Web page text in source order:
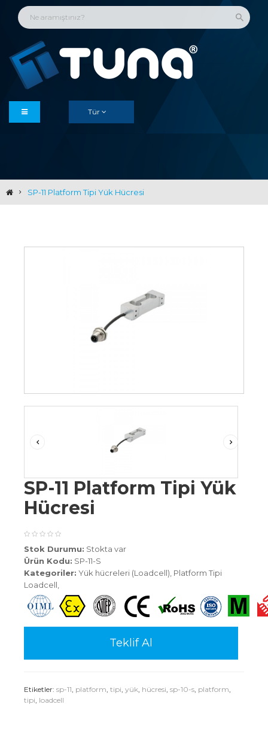
Tür
SP-11 Platform Tipi Yük Hücresi
SP-11 Platform Tipi Yük
Hücresi
Stok Durumu: Stokta var
Ürün Kodu: SP-11-S
Kategoriler: Yük hücreleri (Loadcell), Platform Tipi
Loadcell,
Teklif Al
Etiketler: sp-11, platform, tipi, yük, hücresi, sp-10-s, platform,
tipi, loadcell